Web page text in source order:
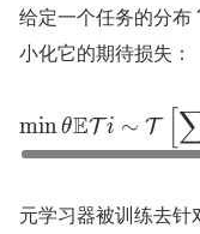
给定一个任务的分布
小化它的期待损失：
minθET i ∼ T
元学习器被训练去针